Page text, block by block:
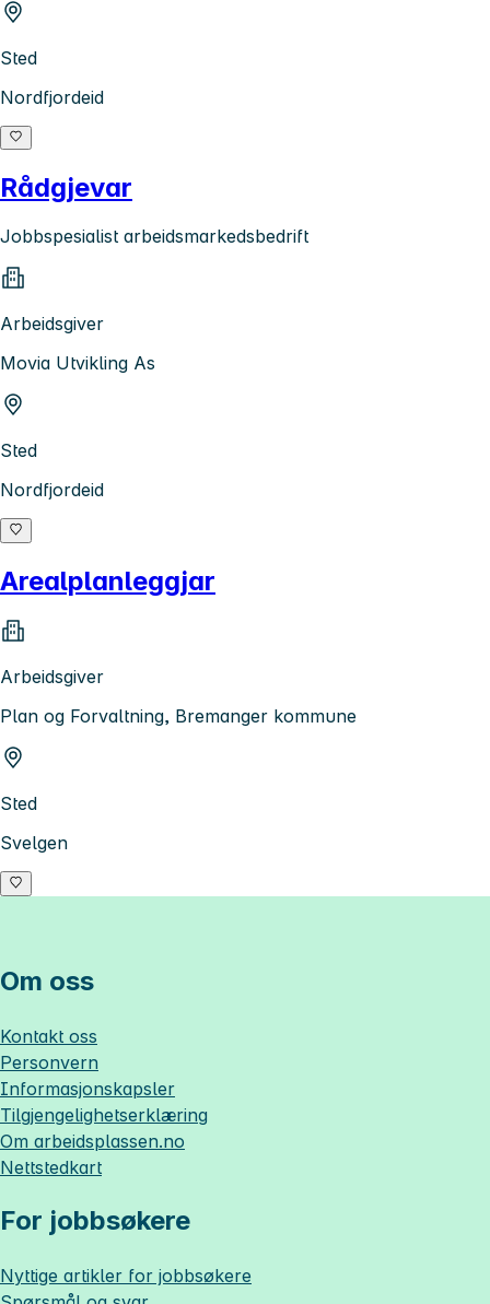
Sted
Nordfjordeid
Rådgjevar
Jobbspesialist arbeidsmarkedsbedrift
Arbeidsgiver
Movia Utvikling As
Sted
Nordfjordeid
Arealplanleggjar
Arbeidsgiver
Plan og Forvaltning, Bremanger kommune
Sted
Svelgen
Om oss
Kontakt oss
Personvern
Informasjonskapsler
Tilgjengelighetserklæring
Om arbeidsplassen.no
Nettstedkart
For jobbsøkere
Nyttige artikler for jobbsøkere